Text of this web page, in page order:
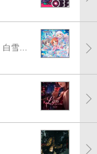
桐生つかさ(CV:河瀬茉希)、木村夏樹(CV:安野希世乃)、白雪千夜(CV:関口理咲)